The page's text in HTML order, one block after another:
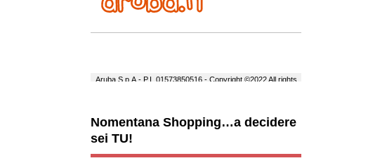
Nomentana Shopping…a decidere
sei TU!